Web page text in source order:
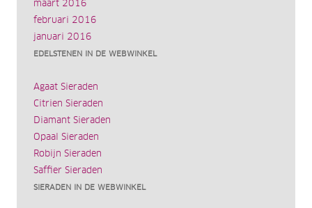
maart 2016
februari 2016
januari 2016
EDELSTENEN IN DE WEBWINKEL
Agaat Sieraden
Citrien Sieraden
Diamant Sieraden
Opaal Sieraden
Robijn Sieraden
Saffier Sieraden
SIERADEN IN DE WEBWINKEL